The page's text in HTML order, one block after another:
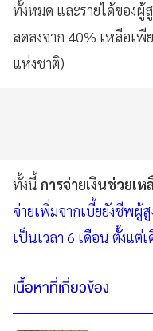
ทั้งหมด และรายได้ของผู้
ลดลงจาก 40% เหลือเ
แห่งชาติ)
ทั้งนี้ การจ่ายเงินช่วยเ
จ่ายเพิ่มจากเบี้ยยังชีพผู้
เป็นเวลา 6 เดือน ตั้งแต่
เนื้อหาที่เกี่ยวข้อง